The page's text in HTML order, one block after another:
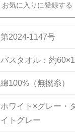
第2024-1147号
バスタオル：約
綿100%（無撚糸）
ホワイト×グレー・
イトグレー
お気に入りに登録する